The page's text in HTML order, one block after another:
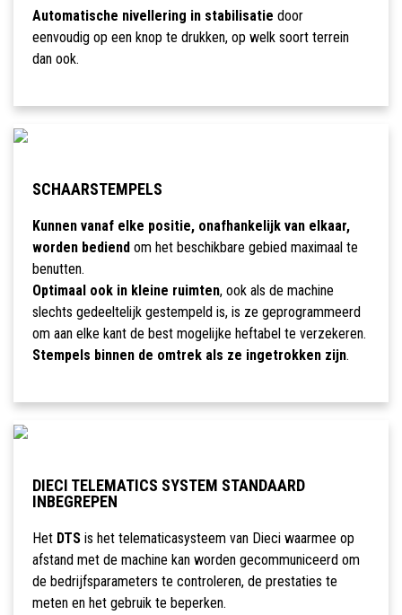
Automatische nivellering in stabilisatie door
eenvoudig op een knop te drukken, op welk soort terrein
dan ook.
SCHAARSTEMPELS
Kunnen vanaf elke positie, onafhankelijk van elkaar,
worden bediend om het beschikbare gebied maximaal te
benutten.
Optimaal ook in kleine ruimten, ook als de machine
slechts gedeeltelijk gestempeld is, is ze geprogrammeerd
om aan elke kant de best mogelijke heftabel te verzekeren.
Stempels binnen de omtrek als ze ingetrokken zijn.
DIECI TELEMATICS SYSTEM STANDAARD
INBEGREPEN
Het DTSis het telematicasysteem van Dieci waarmee op
afstand met de machine kan worden gecommuniceerd om
de bedrijfsparameters te controleren, de prestaties te
meten en het gebruik te beperken.